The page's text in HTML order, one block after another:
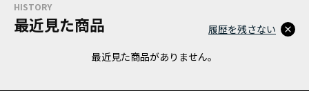
HISTORY
最近見た商品
最近見た商品がありません。
履歴を残さない